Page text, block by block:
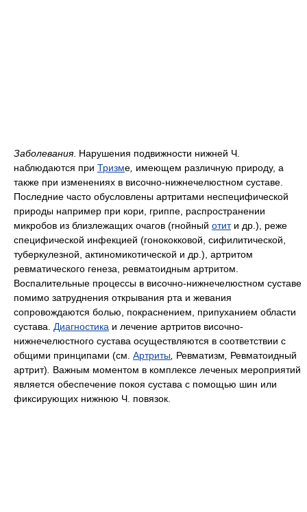
Заболевания. Нарушения подвижности нижней Ч.
наблюдаются при Тризме, имеющем различную природу, а
также при изменениях в височно-нижнечелюстном суставе.
Последние часто обусловлены артритами неспецифической
природы например при кори, гриппе, распространении
микробов из близлежащих очагов (гнойный отити др.), реже
специфической инфекцией (гонококковой, сифилитической,
туберкулезной, актиномикотической и др.), артритом
ревматического генеза, ревматоидным артритом.
Воспалительные процессы в височно-нижнечелюстном суставе
помимо затруднения открывания рта и жевания
сопровождаются болью, покраснением, припуханием области
сустава. Диагностика и лечение артритов височно-
нижнечелюстного сустава осуществляются в соответствии с
общими принципами (см. Артриты, Ревматизм, Ревматоидный
артрит). Важным моментом в комплексе леченых мероприятий
является обеспечение покоя сустава с помощью шин или
фиксирующих нижнюю Ч. повязок.